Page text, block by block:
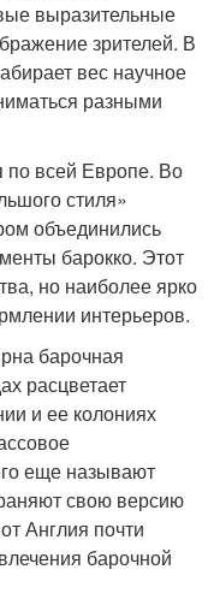
выразительные
зрителей. В
вес научное
разными
по всей Европе. Во
стиля»
объединились
барокко. Этот
но наиболее ярко
интерьеров.
барочная
расцветает
и ее колониях
еще называют
свою версию
Англия почти
барочной